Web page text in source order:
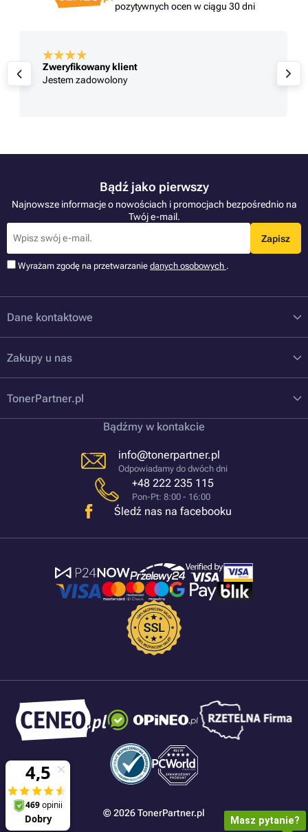
pozytywnych ocen w ciągu 30 dni
Zweryfikowany klient
Jestem zadowolony
Bądź jako pierwszy
Najnowsze informacje o nowościach i promocjach bezpośrednio na
Twój e-mail.
Zapisz
Wyrażam zgodę na przetwarzanie danych osobowych .
Dane kontaktowe
Zakupy u nas
TonerPartner.pl
Bądźmy w kontakcie
info@tonerpartner.pl
Odpowiadamy do dwóch dni
+48 222 235 115
Pon-Pt: 8:00 - 16:00
Śledź nas na facebooku
© 2026 TonerPartner.pl
Masz pytanie?